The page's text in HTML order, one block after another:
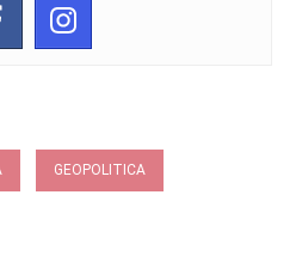
GEOPOLITICA